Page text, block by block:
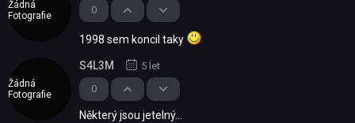
Žádná
Fotografie
0
1998 sem koncil taky
Žádná
Fotografie
0
S4L3M 5 let
Některý jsou jetelný...